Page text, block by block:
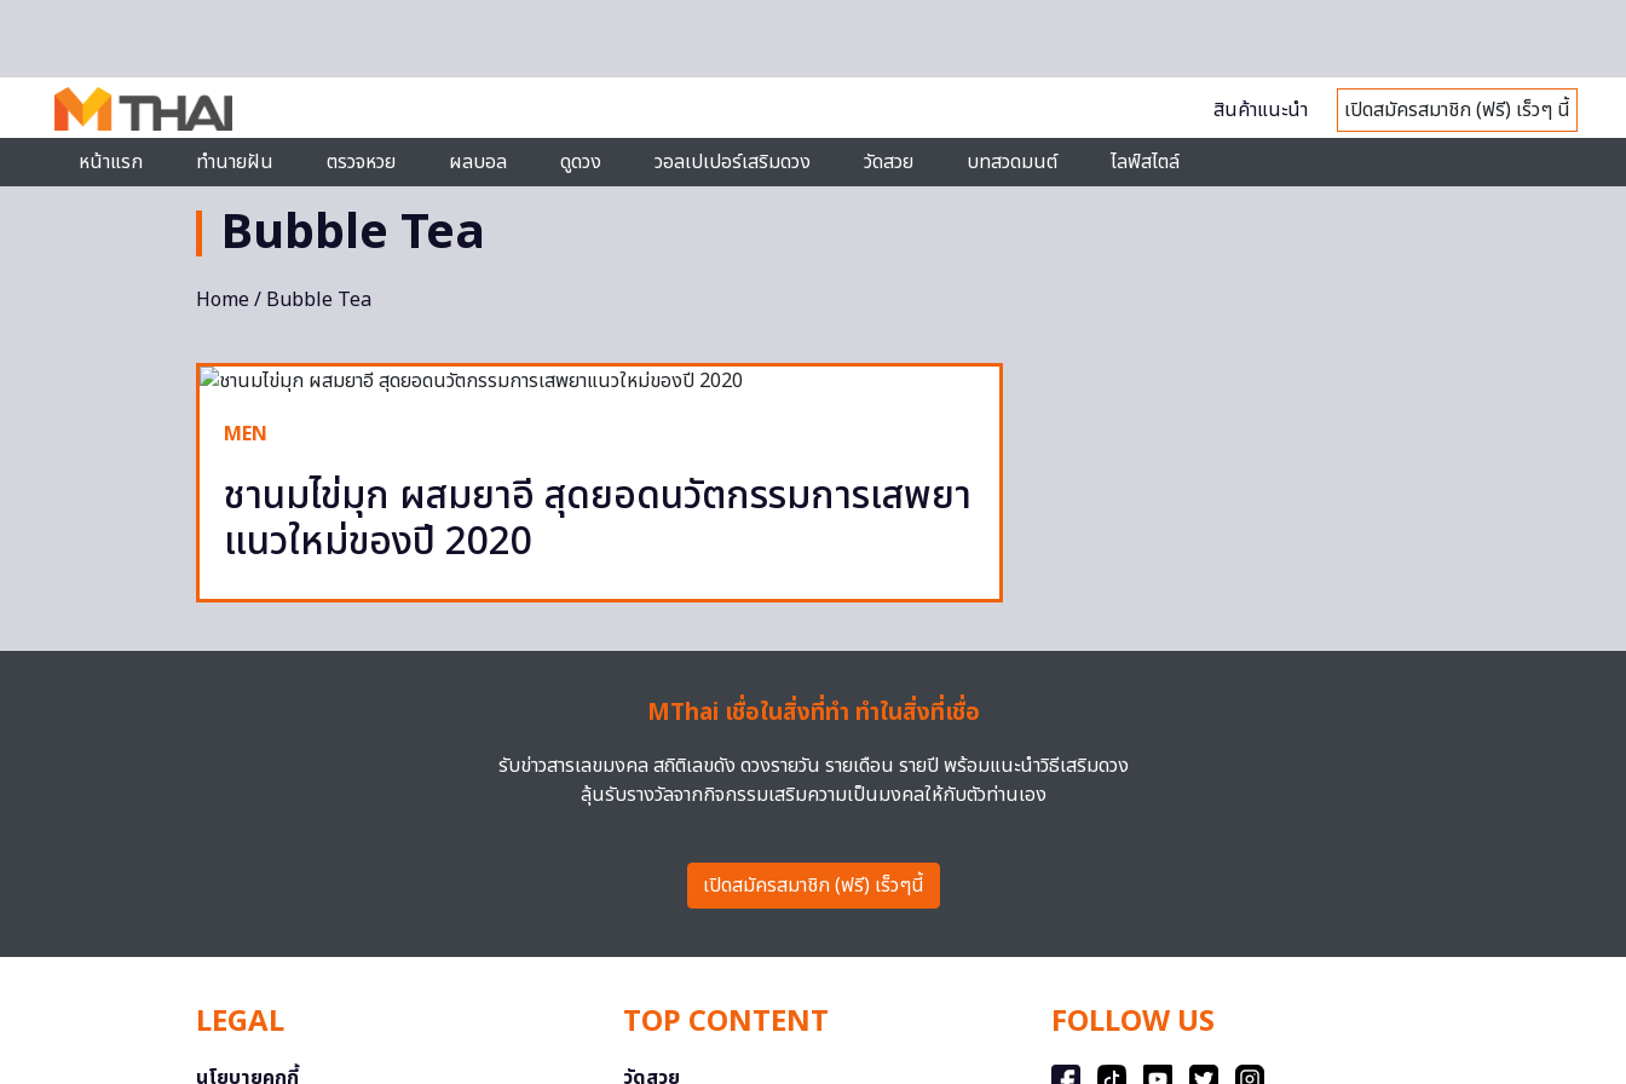
สินค้าแนะนำ
เปิดสมัครสมาชิก (ฟรี) เร็วๆ นี้
หน้าแรก
ทำนายฝัน ตรวจหวย ผลบอล ดูดวง วอลเปเปอร์เสริมดวง วัดสวย บทสวดมนต์ ไลฟ์สไตล์
Bubble Tea
Home/ Bubble Tea
MEN
ชานมไข่มุก ผสมยาอี สุดยอดนวัตกรรมการเสพยา
แนวใหม่ของปี 2020
MThai เชื่อในสิ่งที่ทำ ทำในสิ่งที่เชื่อ
รับข่าวสารเลขมงคล สถิติเลขดัง ดวงรายวัน รายเดือน รายปี พร้อมแนะนำวิธีเสริมดวง
ลุ้นรับรางวัลจากกิจกรรมเสริมความเป็นมงคลให้กับตัวท่านเอง
เปิดสมัครสมาชิก (ฟรี) เร็วๆนี้
LEGAL
นโยบายคุกกี้
TOP CONTENT
วัดสวย
FOLLOW US